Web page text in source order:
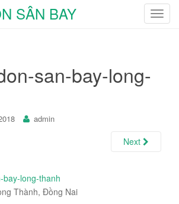
T
SÂN BAY
san-bay-long-
admin
Next
Thành, Đồng Nai